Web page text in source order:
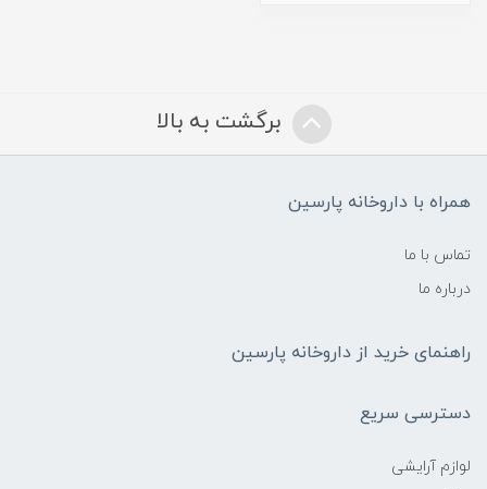
برگشت به بالا
همراه با داروخانه پارسین
تماس با ما
درباره ما
راهنمای خرید از داروخانه پارسین
دسترسی سریع
لوازم آرایشی